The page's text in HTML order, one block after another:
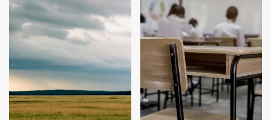
protagonistas del fatal accidente
en la mañana del lunes
4
Accidente en Ruta 5: falleció un
joven de Trenque Lauquen